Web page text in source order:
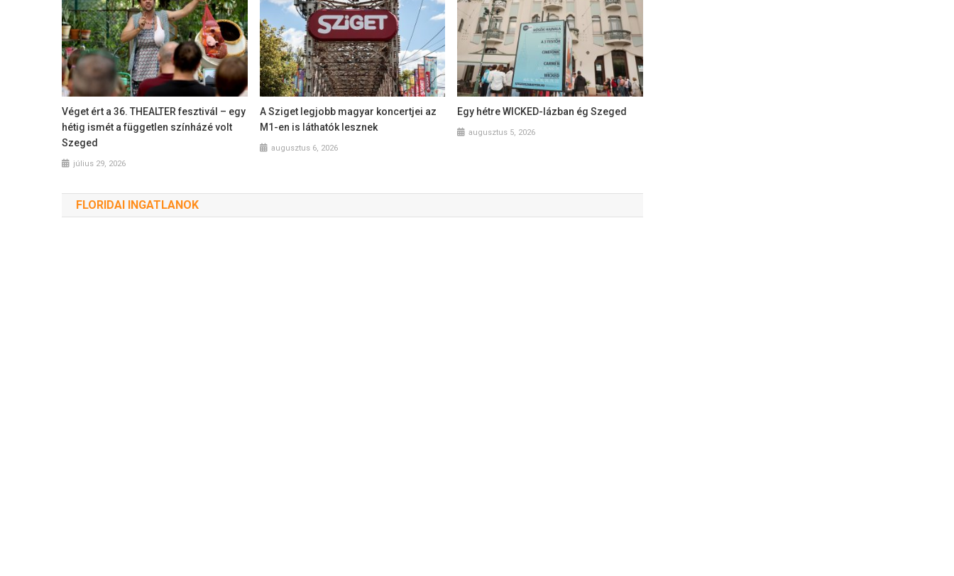
Véget ért a 36. THEALTER fesztivál – egy
hétig ismét a független színházé volt
Szeged
július 29, 2026
A Sziget legjobb magyar koncertjei az
M1-en is láthatók lesznek
augusztus 6, 2026
Egy hétre WICKED-lázban ég Szeged
augusztus 5, 2026
FLORIDAI INGATLANOK